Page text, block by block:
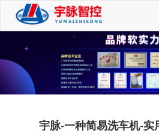
宇脉-一种简易洗车机-实